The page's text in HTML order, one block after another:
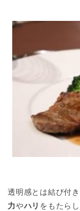
透明感とは結び付
力やハリ をもたら